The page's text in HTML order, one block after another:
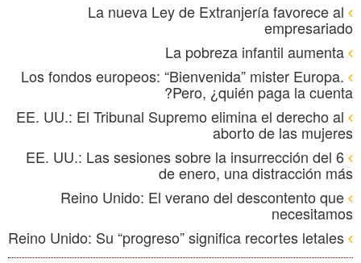
La nueva Ley de Extranjería favorece al
empresariado
Los fondos europeos: “Bienvenida” mister Europa.
Pero, ¿quién paga la cuenta?
EE. UU.: El Tribunal Supremo elimina el derecho al
aborto de las mujeres
EE. UU.: Las sesiones sobre la insurrección del 6
de enero, una distracción más
Reino Unido: El verano del descontento que
necesitamos